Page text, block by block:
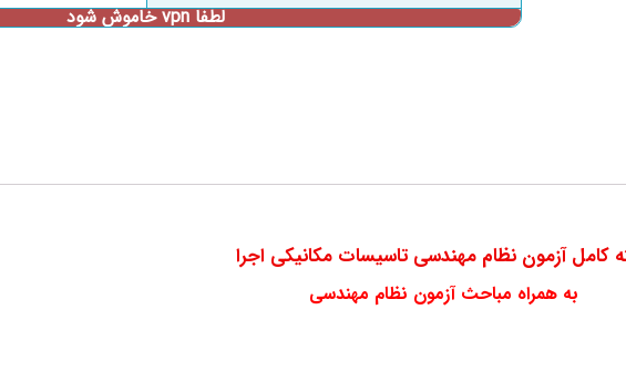
کامل آزمون نظام مهندسی تاسیسات مکانیکی اجرا
به همراه مباحث آزمون نظام مهندسی